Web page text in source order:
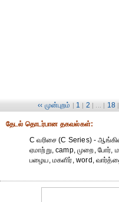
‹‹ முன்புறம் | 1 | 2 | ... | 18 |
தேட‌ல் தொட‌ர்பான தகவ‌ல்க‌ள்:
C வரிசை (C Series) -
ஏமாற்று, camp, முறை,
பழைய, மகளிர், word,